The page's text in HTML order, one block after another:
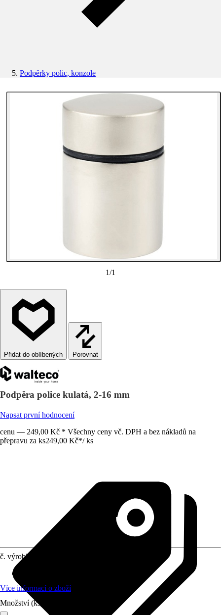
Podpěrky polic, konzole
1/1
Porovnat
Podpěra police kulatá, 2-16 mm
Napsat první hodnocení
cenu — 249,00 Kč * Všechny ceny vč. DPH a bez nákladů na
přepravu za ks249,00 Kč*/ ks
č. výrobku
Více informací o zboží
Množství (ks)